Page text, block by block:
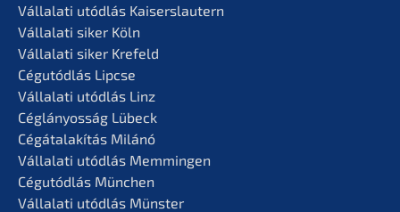
Vállala­ti utódlás Kaiserslautern
Vállala­ti siker Köln
Vállala­ti siker Krefeld
Cégutód­lás Lipcse
Vállala­ti utódlás Linz
Céglá­n­yos­ság Lübeck
Cégátalakí­tás Milánó
Vállala­ti utódlás Memmingen
Cégutód­lás München
Vállala­ti utódlás Münster